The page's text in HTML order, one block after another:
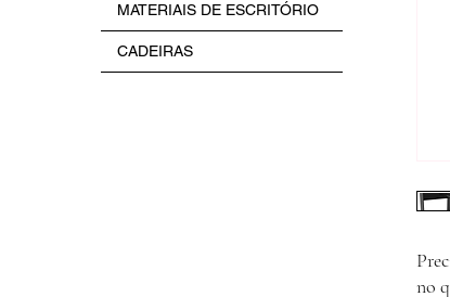
no
MATERIAIS DE ESCRITÓRIO
CADEIRAS